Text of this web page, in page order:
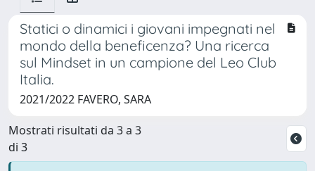
Statici o dinamici i giovani impegnati nel
mondo della beneficenza? Una ricerca
sul Mindset in un campione del Leo Club
Italia.
2021/2022 FAVERO, SARA
Mostrati risultati da 3 a 3
di 3